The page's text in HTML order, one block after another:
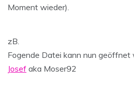
Moment wieder).
zB.
Fogende Datei kann nun geöffnet
Josef aka Moser92